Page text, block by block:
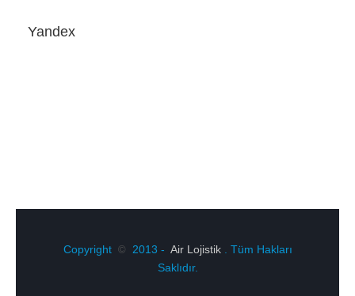
Yandex
Copyright © 2013 - Air Lojistik. Tüm Hakları
Saklıdır.